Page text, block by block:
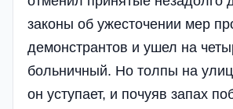
законы об ужесточении мер
демонстрантов и ушел на
больничный. Но толпы на
он уступает, и почуяв запах